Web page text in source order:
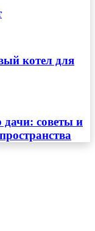
котел для
дачи: советы и